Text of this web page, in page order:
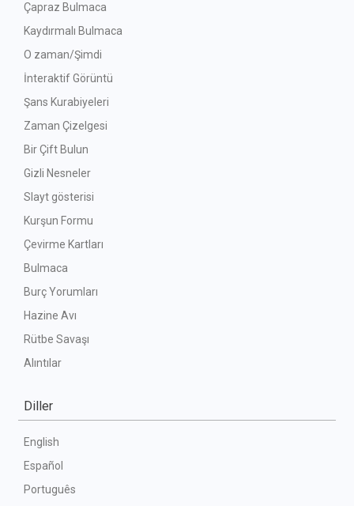
Çapraz Bulmaca
Kaydırmalı Bulmaca
O zaman/Şimdi
İnteraktif Görüntü
Şans Kurabiyeleri
Zaman Çizelgesi
Bir Çift Bulun
Gizli Nesneler
Slayt gösterisi
Kurşun Formu
Çevirme Kartları
Bulmaca
Burç Yorumları
Hazine Avı
Rütbe Savaşı
Alıntılar
Diller
English
Español
Português